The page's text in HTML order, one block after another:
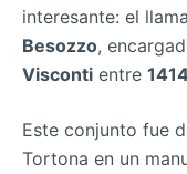
interesante: el
Besozzo,
Visconti entre
Este conjunto fue
Tortona en un